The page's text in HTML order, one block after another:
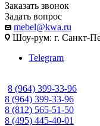
Заказать звонок
Задать вопрос
mebel@kwa.ru
Шоу-рум: г. Санкт-
Telegram
8 (964) 399-33-96
8 (964) 399-33-96
8 (812) 565-51-50
8 (495) 445-40-01